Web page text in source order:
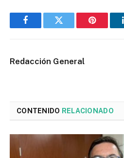
FacebookTwitter Pinterest
Redacción General
CONTENIDO RELACIONADO